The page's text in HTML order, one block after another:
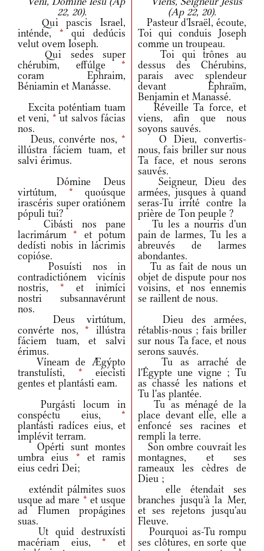
22, 20).
(Ap 22, 20).
Qui pascis Israel,
inténde, * qui dedúcis
velut ovem Ioseph.
Pasteur d'Israël, écoute,
Toi qui conduis Joseph
comme un troupeau.
Qui sedes super
chérubim, effúlge *
coram Ephraim,
Béniamin et Manásse.
Toi qui trônes au
dessus des Chérubins,
parais avec splendeur
devant Ephraïm,
Benjamin et Manassé.
Excita poténtiam tuam
et veni, * ut salvos fácias
nos.
Réveille Ta force, et
viens, afin que nous
soyons sauvés.
Deus, convérte nos, *
illústra fáciem tuam, et
salvi érimus.
O Dieu, convertis-
nous, fais briller sur nous
Ta face, et nous serons
sauvés.
Dómine Deus
virtútum, * quoúsque
irascéris super oratiónem
pópuli tui?
Seigneur, Dieu des
armées, jusques à quand
seras-Tu irrité contre la
prière de Ton peuple ?
Cibásti nos pane
lacrimárum* et potum
dedísti nobis in lácrimis
copióse.
Tu les a nourris d'un
pain de larmes, Tu les a
abreuvés de larmes
abondantes.
Posuísti nos in
contradictiónem vicínis
nostris, * et inimíci
nostri subsannavérunt
nos.
Tu as fait de nous un
objet de dispute pour nos
voisins, et nos ennemis
se raillent de nous.
Deus virtútum,
convérte nos,* illústra
fáciem tuam, et salvi
érimus.
Dieu des armées,
rétablis-nous ; fais briller
sur nous Ta face, et nous
serons sauvés.
Víneam de Ægýpto
transtulísti, * eiecísti
gentes et plantásti eam.
Tu as arraché de
l'Égypte une vigne ; Tu
as chassé les nations et
Tu l'as plantée.
Purgásti locum in
conspéctu eius, *
plantásti radíces eius, et
implévit terram.
Tu as ménagé de la
place devant elle, elle a
enfoncé ses racines et
rempli la terre.
Opérti sunt montes
umbra eius * et ramis
eius cedri Dei;
Son ombre couvrait les
montagnes, et ses
rameaux les cèdres de
Dieu ;
exténdit pálmites suos
usque ad mare * et usque
ad Flumen propágines
suas.
elle étendait ses
branches jusqu'à la Mer,
et ses rejetons jusqu'au
Fleuve.
Ut quid destruxísti
macériam eius,* et
Pourquoi as-Tu rompu
ses clôtures, en sorte que